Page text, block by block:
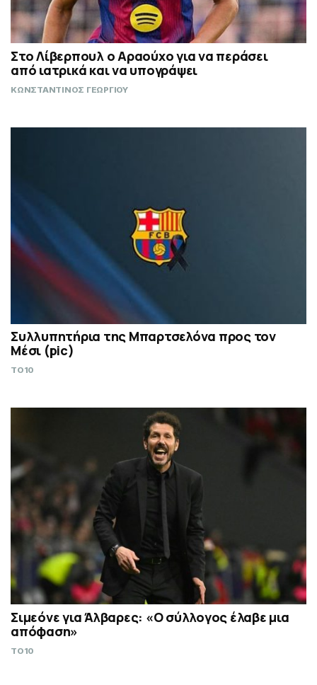
Στο Λίβερπουλ ο Αραούχο για να περάσει
από ιατρικά και να υπογράψει
ΚΩΝΣΤΑΝΤΙΝΟΣ ΓΕΩΡΓΙΟΥ
Συλλυπητήρια της Μπαρτσελόνα προς τον
Μέσι (pic)
TO10
Σιμεόνε για Άλβαρες: «Ο σύλλογος έλαβε μια
απόφαση»
TO10